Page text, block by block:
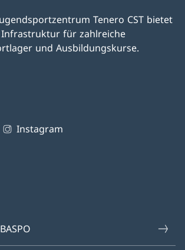
Tenero CST bietet
für zahlreiche
und Ausbildungskurse.
Instagram